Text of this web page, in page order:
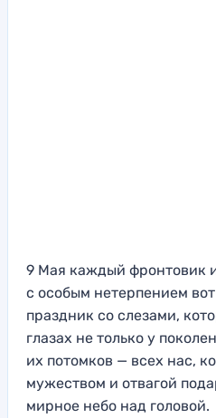
9 Мая каждый фронтовик
с особым нетерпением
праздник со слезами,
глазах не только у
их потомков — всех нас,
мужеством и отвагой
мирное небо над головой.